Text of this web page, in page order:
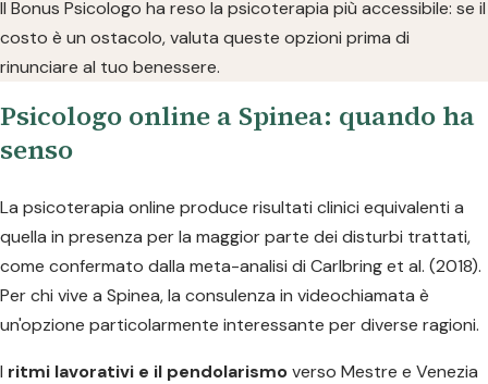
Il Bonus Psicologo ha reso la psicoterapia più accessibile: se il
costo è un ostacolo, valuta queste opzioni prima di
rinunciare al tuo benessere.
Psicologo online a Spinea: quando ha
senso
La psicoterapia online produce risultati clinici equivalenti a
quella in presenza per la maggior parte dei disturbi trattati,
come confermato dalla meta-analisi di Carlbring et al. (2018).
Per chi vive a Spinea, la consulenza in videochiamata è
un'opzione particolarmente interessante per diverse ragioni.
I ritmi lavorativi e il pendolarismoverso Mestre e Venezia